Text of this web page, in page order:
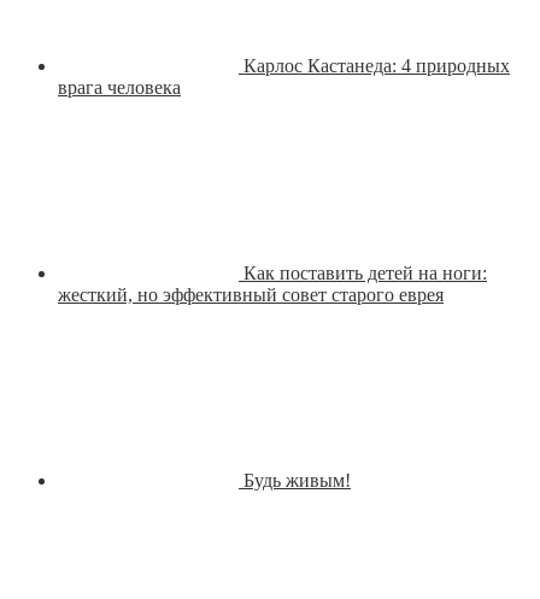
Карлос Кастанеда: 4 природных
врага человека
Как поставить детей на ноги:
жесткий, но эффективный совет старого еврея
Будь живым!